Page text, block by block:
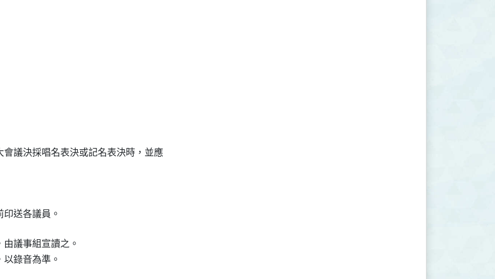
議決採唱名表決或記名表決時，並應
送各議員。
議事組宣讀之。
錄音為準。